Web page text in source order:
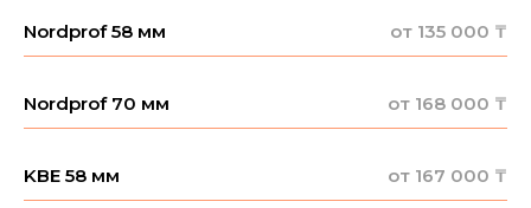
Nordprof 58 мм от 135 000 ₸
Nordprof 70 мм от 168 000 ₸
KBE 58 мм от 167 000 ₸